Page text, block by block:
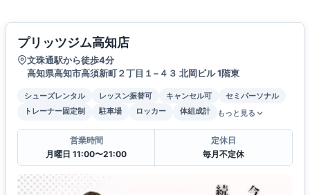
プリッツジム高知店
文珠通駅から徒歩4分
高知県高知市高須新町２丁目１−４３ 北岡ビル 1階東
シューズレンタル レッスン振替可 キャンセル可
セミパーソナル
トレーナー固定制
駐車場 ロッカー 体組成計 もっと見る
営業時間
月曜日 11:00〜21:00
定休日
毎月不定休